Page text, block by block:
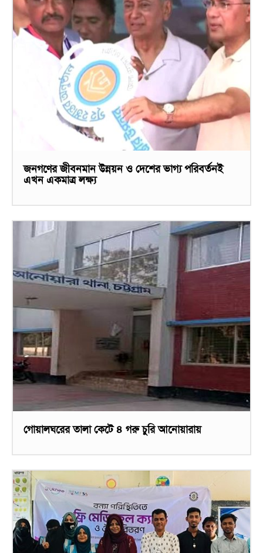
জনগণের জীবনমান উন্নয়ন ও দেশের ভাগ্য পরিবর্তনই
এখন একমাত্র লক্ষ্য
গোয়ালঘরের তালা কেটে ৪ গরু চুরি আনোয়ারায়